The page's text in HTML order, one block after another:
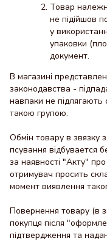
Товар
не підійшов
у
упаковки
документ.
В магазині
законодавства -
навпаки не підлягають
такою групою.
Обмін товару в звязку
псування відбувается
за наявності "Акту"
отримувач просить
момент виявлення
Повернення товару (в
покупця після
підтвердження та